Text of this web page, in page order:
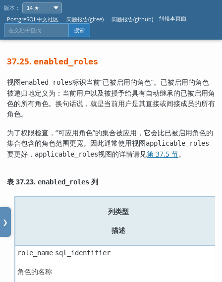
版本：
PostgreSQL中文社区
问题报告(gitee) 问题报告(github) 纠错本页面
搜索
❯
37.25. enabled_roles
视图enabled_roles标识当前“已被启用的角色”。已被启用的角色
被递归地定义为：当前用户以及被授予给具有自动继承的已被启用角
色的所有角色。换句话说，就是当前用户是其直接或间接成员的所有
角色。
为了权限检查， “可应用角色”的集合被应用，它会比已被启用角色的
集合包含的角色范围更宽。因此通常使用视图applicable_roles
要更好， applicable_roles视图的详情请见第 37.5 节。
表 37.23. enabled_roles 列
列类型
描述
role_name sql_identifier
角色的名称